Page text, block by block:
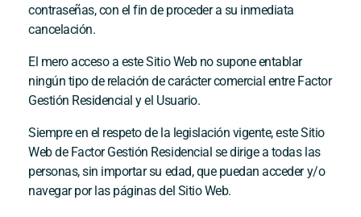
contraseñas, con el fin de proceder a su inmediata
cancelación.
El mero acceso a este Sitio Web no supone entablar
ningún tipo de relación de carácter comercial entre Factor
Gestión Residencial y el Usuario.
Siempre en el respeto de la legislación vigente, este Sitio
Web de Factor Gestión Residencial se dirige a todas las
personas, sin importar su edad, que puedan acceder y/o
navegar por las páginas del Sitio Web.